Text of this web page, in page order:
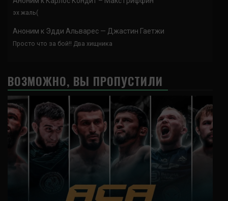
эх жаль(
Аноним к Эдди Альварес — Джастин Гаетжи
Просто что за бой!! Два хищника
ВОЗМОЖНО, ВЫ ПРОПУСТИЛИ